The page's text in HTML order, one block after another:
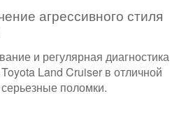
агрессивного стиля
и регулярная диагностика
Land Cruiser в отличной
поломки.